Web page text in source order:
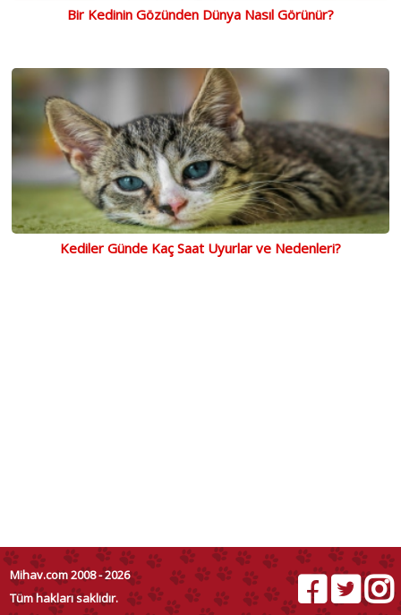
Bir Kedinin Gözünden Dünya Nasıl Görünür?
Kediler Günde Kaç Saat Uyurlar ve Nedenleri?
Mihav.com 2008 - 2026
Tüm hakları saklıdır.